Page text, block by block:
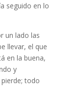
seguido en lo
un lado las
llevar, el que
en la buena,
y
todo